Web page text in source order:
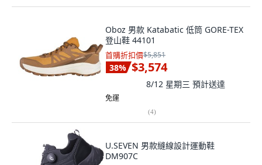
Oboz 男款 Katabatic 低筒 GORE-TEX
登山鞋 44101
首購折扣價$5,851
38% $3,574
8/12 星期三 預計送達
免運
(4)
U.SEVEN 男款縫線設計運動鞋
DM907C